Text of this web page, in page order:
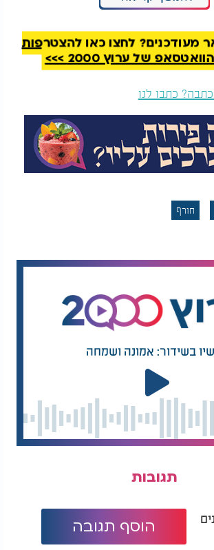
מהרגיל לעונה.
מעודכנים? לחצו כאן להצטרפות
של ערוץ 2000 >>>
כתבו לנו
חורף
בשידור: אמונה ושמחה
תגובות
הוסף תגובה